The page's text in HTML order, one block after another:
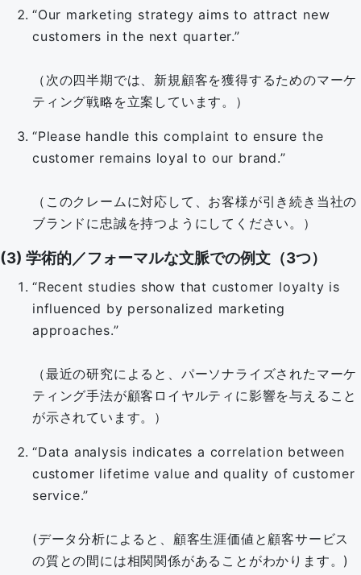
“Our marketing strategy aims to attract new
customers in the next quarter.”
（次の四半期では、新規顧客を獲得するためのマーケ
ティング戦略を立案しています。）
“Please handle this complaint to ensure the
customer remains loyal to our brand.”
（このクレームに対応して、お客様が引き続き当社の
ブランドに忠誠を持つようにしてください。）
(3) 学術的／フォーマルな文脈での例文（3つ）
“Recent studies show that customer loyalty is
influenced by personalized marketing
approaches.”
（最近の研究によると、パーソナライズされたマーケ
ティング手法が顧客ロイヤルティに影響を与えること
が示されています。）
“Data analysis indicates a correlation between
customer lifetime value and quality of customer
service.”
(データ分析によると、顧客生涯価値と顧客サービス
の質との間には相関関係があることがわかります。)